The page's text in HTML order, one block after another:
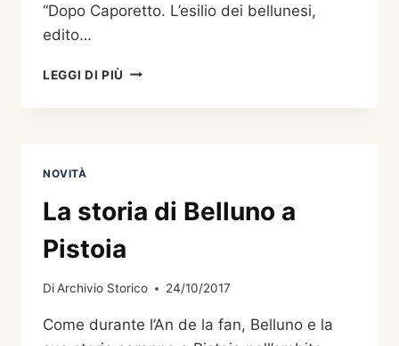
“Dopo Caporetto. L’esilio dei bellunesi,
edito…
LEGGI DI PIÙ DOPO
MAGGINI
NOVITÀ
La storia di Belluno a
Pistoia
DiArchivio Storico 24/10/2017
Come durante l’An de la fan, Belluno e la